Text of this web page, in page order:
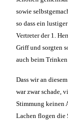
sowie
so dass ein
Vertreter der 1.
Griff und sorgten
auch beim
Dass wir an
war zwar schade,
Stimmung keinen
Lachen flogen die